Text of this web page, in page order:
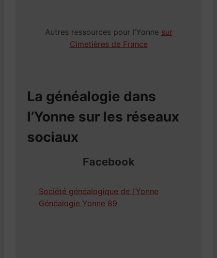
Autres ressources pour l’Yonne sur
Cimetières de France
La généalogie dans
l’Yonne sur les réseaux
sociaux
Facebook
Société généalogique de l’Yonne
Généalogie Yonne 89